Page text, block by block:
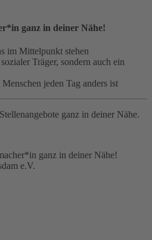
ganz in deiner Nähe!
im Mittelpunkt stehen
Träger, sondern auch ein
jeden Tag anders ist
ganz in deiner Nähe.